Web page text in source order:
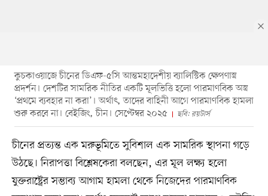
কুচকাওয়াজে চীনের ডিএফ-৫সি আন্তমহাদেশীয় ব্যালিস্টিক ক্ষেপণাস্ত্র
প্রদর্শন। দেশটির সামরিক নীতির একটি মূলভিত্তি হলো পারমাণবিক অস্ত্র
‘প্রথমে ব্যবহার না করা’। অর্থাৎ, তাদের বাহিনী আগে পারমাণবিক হামলা
শুরু করবে না। বেইজিং, চীন। সেপ্টেম্বর ২০২৫
ছবি: রয়টার্স
চীনের প্রত্যন্ত এক মরুভূমিতে সুবিশাল এক সামরিক স্থাপনা গড়ে
উঠছে। নিরাপত্তা বিশ্লেষকেরা বলছেন, এর মূল লক্ষ্য হলো
যুক্তরাষ্ট্রের সম্ভাব্য আগাম হামলা থেকে নিজেদের পারমাণবিক